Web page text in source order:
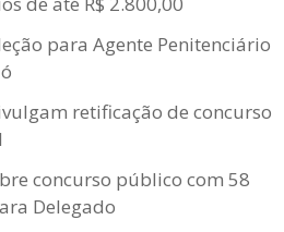
para Agente Penitenciário
retificação de concurso
concurso público com 58
Delegado